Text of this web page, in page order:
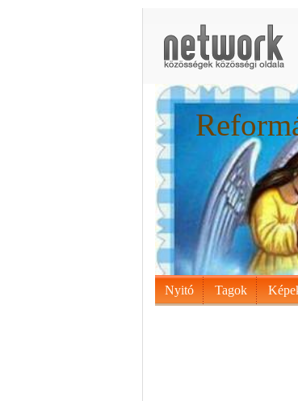
Nyitó Tagok